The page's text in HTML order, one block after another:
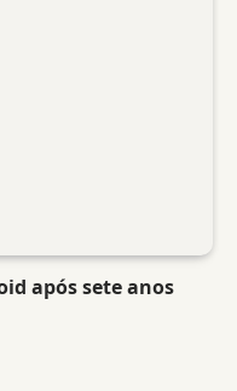
após sete anos